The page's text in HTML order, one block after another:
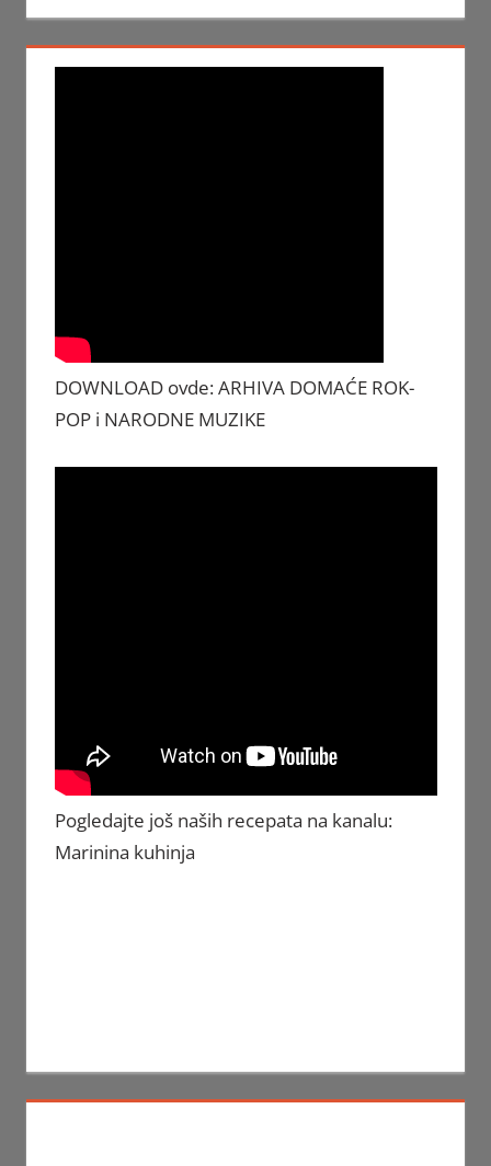
DOWNLOAD ovde: ARHIVA DOMAĆE ROK-
POP i NARODNE MUZIKE
Pogledajte još naših recepata na kanalu:
Marinina kuhinja